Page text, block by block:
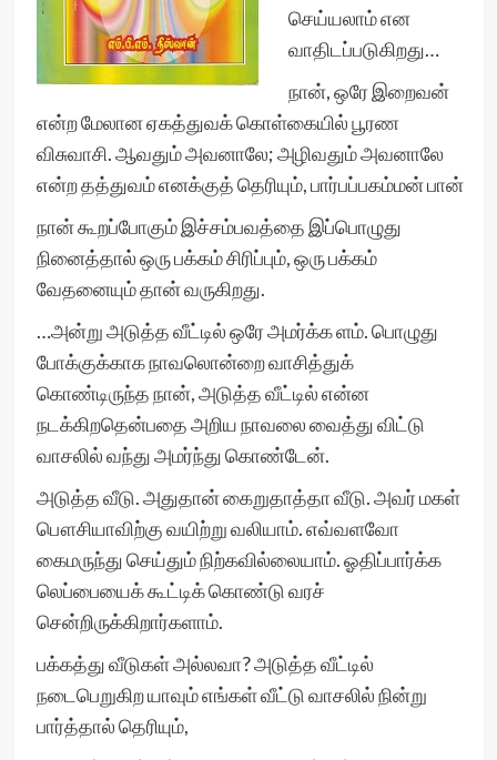
செய்யலாம் என
வாதிடப்படுகிறது…
நான், ஒரே இறைவன்
என்ற மேலான ஏகத்துவக் கொள்கையில் பூரண
விசுவாசி. ஆவதும் அவனாலே; அழிவதும் அவனாலே
என்ற தத்துவம் எனக்குத் தெரியும், பார்பப்பகம்மன் பான்
நான் கூறப்போகும் இச்சம்பவத்தை இப்பொழுது
நினைத்தால் ஒரு பக்கம் சிரிப்பும், ஒரு பக்கம்
வேதனையும் தான் வருகிறது.
…அன்று அடுத்த வீட்டில் ஒரே அமர்க்க ளம். பொழுது
போக்குக்காக நாவலொன்றை வாசித்துக்
கொண்டிருந்த நான், அடுத்த வீட்டில் என்ன
நடக்கிறதென்பதை அறிய நாவலை வைத்து விட்டு
வாசலில் வந்து அமர்ந்து கொண்டேன்.
அடுத்த வீடு. அதுதான் கைறுதாத்தா வீடு. அவர் மகள்
பௌசியாவிற்கு வயிற்று வலியாம். எவ்வளவோ
கைமருந்து செய்தும் நிற்கவில்லையாம். ஓதிப்பார்க்க
லெப்பையைக் கூட்டிக் கொண்டு வரச்
சென்றிருக்கிறார்களாம்.
பக்கத்து வீடுகள் அல்லவா? அடுத்த வீட்டில்
நடைபெறுகிற யாவும் எங்கள் வீட்டு வாசலில் நின்று
பார்த்தால் தெரியும்,